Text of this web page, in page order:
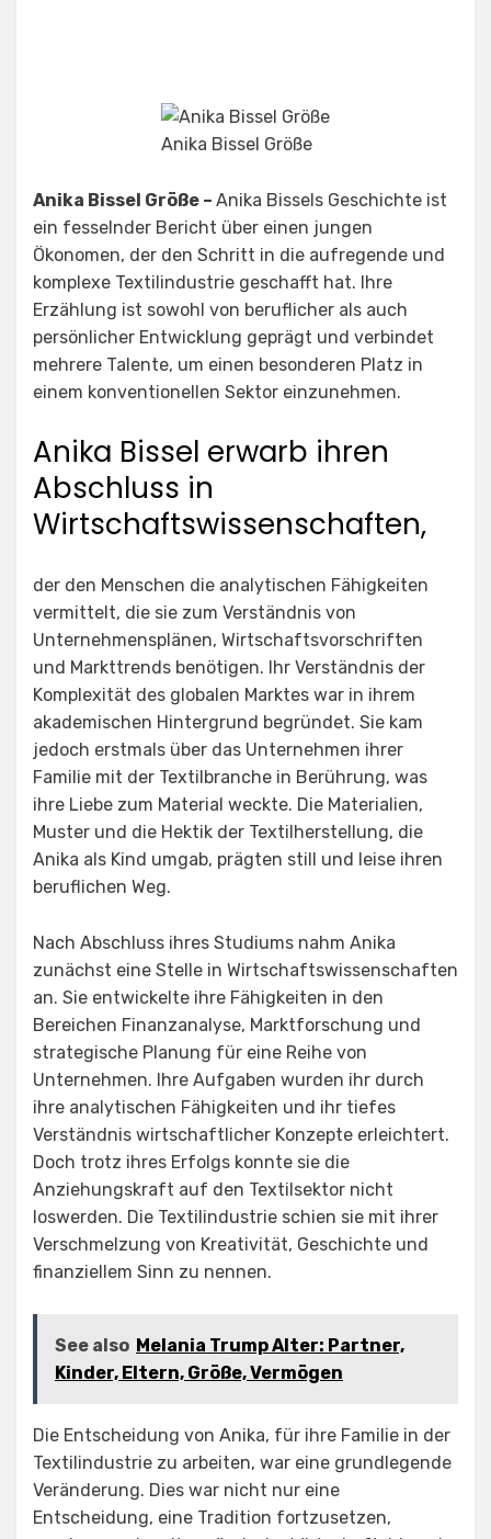
Anika Bissel Größe
Anika Bissel Größe – Anika Bissels Geschichte ist
ein fesselnder Bericht über einen jungen
Ökonomen, der den Schritt in die aufregende und
komplexe Textilindustrie geschafft hat. Ihre
Erzählung ist sowohl von beruflicher als auch
persönlicher Entwicklung geprägt und verbindet
mehrere Talente, um einen besonderen Platz in
einem konventionellen Sektor einzunehmen.
Anika Bissel erwarb ihren
Abschluss in
Wirtschaftswissenschaften,
der den Menschen die analytischen Fähigkeiten
vermittelt, die sie zum Verständnis von
Unternehmensplänen, Wirtschaftsvorschriften
und Markttrends benötigen. Ihr Verständnis der
Komplexität des globalen Marktes war in ihrem
akademischen Hintergrund begründet. Sie kam
jedoch erstmals über das Unternehmen ihrer
Familie mit der Textilbranche in Berührung, was
ihre Liebe zum Material weckte. Die Materialien,
Muster und die Hektik der Textilherstellung, die
Anika als Kind umgab, prägten still und leise ihren
beruflichen Weg.
Nach Abschluss ihres Studiums nahm Anika
zunächst eine Stelle in Wirtschaftswissenschaften
an. Sie entwickelte ihre Fähigkeiten in den
Bereichen Finanzanalyse, Marktforschung und
strategische Planung für eine Reihe von
Unternehmen. Ihre Aufgaben wurden ihr durch
ihre analytischen Fähigkeiten und ihr tiefes
Verständnis wirtschaftlicher Konzepte erleichtert.
Doch trotz ihres Erfolgs konnte sie die
Anziehungskraft auf den Textilsektor nicht
loswerden. Die Textilindustrie schien sie mit ihrer
Verschmelzung von Kreativität, Geschichte und
finanziellem Sinn zu nennen.
See also Melania Trump Alter: Partner,
Kinder, Eltern, Größe, Vermögen
Die Entscheidung von Anika, für ihre Familie in der
Textilindustrie zu arbeiten, war eine grundlegende
Veränderung. Dies war nicht nur eine
Entscheidung, eine Tradition fortzusetzen,